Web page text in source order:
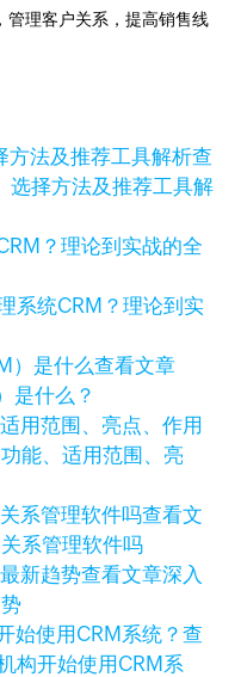
管理客户关系，提高销售线
查
选择方法及推荐工具解
系统CRM？理论到实
查看文章
是什么？
能、适用范围、亮
查看文
系管理软件吗
查看文章深入
查
构开始使用CRM系